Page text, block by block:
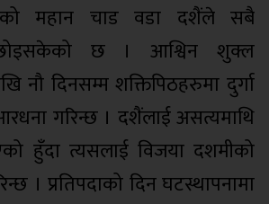
महान चाड वडा दशैंले सबै
छ । आश्विन शुक्ल
नौ दिनसम्म शक्तिपिठहरुमा दुर्गा
गरिन्छ । दशैंलाई असत्यमाथि
हुँदा त्यसलाई विजया दशमीको
। प्रतिपदाको दिन घटस्थापनामा